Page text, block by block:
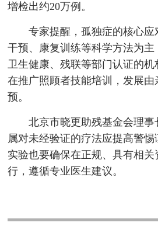
增检出约20万例。
专家提醒，孤独症的核心
干预、康复训练等科学方法为
卫生健康、残联等部门认证的
在推广照顾者技能培训，发展
预。
北京市晓更助残基金会理
属对未经验证的疗法应提高警
实验也要确保在正规、具有相
行，遵循专业医生建议。